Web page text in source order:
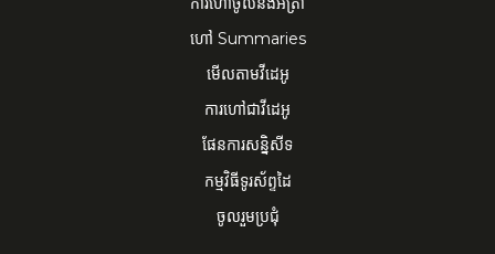
ហៅ Summaries
មើលតាមវីដេអូ
ការហៅជាវីដេអូ
ផែនការសន្និសីទ
កម្មវិធីទូរស័ព្ទដៃ
ចូលរួមប្រជុំ